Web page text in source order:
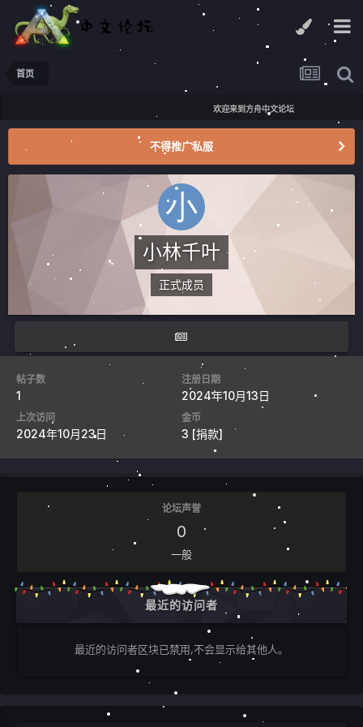
首页
欢迎来到方舟中文论坛
不得推广私服
小林千叶
正式成员
帖子数
1
注册日期
2024年10月13日
上次访问
2024年10月23日
金币
3 [捐款]
论坛声誉
0
一般
最近的访问者
最近的访问者区块已禁用,不会显示给其他人。